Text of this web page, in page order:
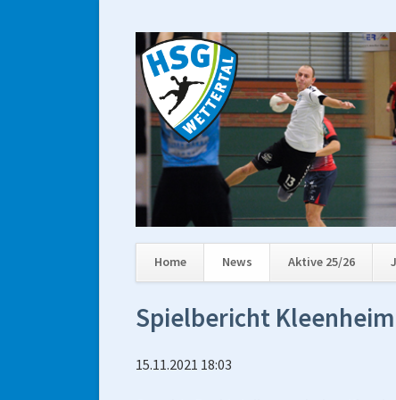
Home News Aktive 25/26
überspringen
Spielbericht
15.11.2021 18:03